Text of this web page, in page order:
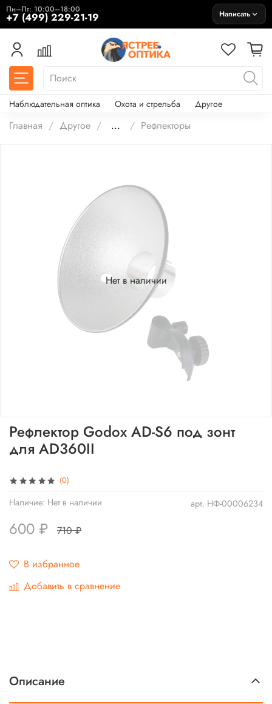
Пн–Пт: 10:00–18:00
+7 (499) 229-21-19 Написать
Наблюдательная оптика Охота и стрельба Другое
Главная Другое ... Рефлекторы
Нет в наличии
(0)
арт. НФ-00006234
Наличие: Нет в наличии
Рефлектор Godox AD-S6 под зонт
для AD360II
600 ₽ 710 ₽
В избранное
Добавить в сравнение
Описание